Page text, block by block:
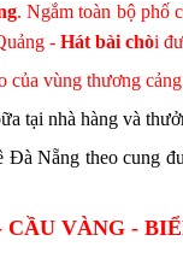
. Ngắm toàn bộ phố
- Hát bài chòi
của vùng thương
tại nhà hàng và
Đà Nẵng theo cung
VÀNG -